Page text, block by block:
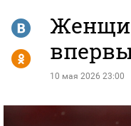
10 мая 2026 23:00
R
Y